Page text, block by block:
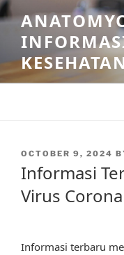
Skip
to
content
POSTED
OCTOBER 9, 2024
Informasi
Virus
Informasi terbaru